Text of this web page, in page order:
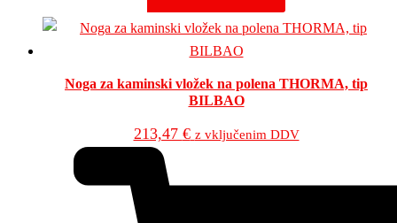
Noga za kaminski vložek na polena THORMA, tip
BILBAO
213,47 € z vključenim DDV